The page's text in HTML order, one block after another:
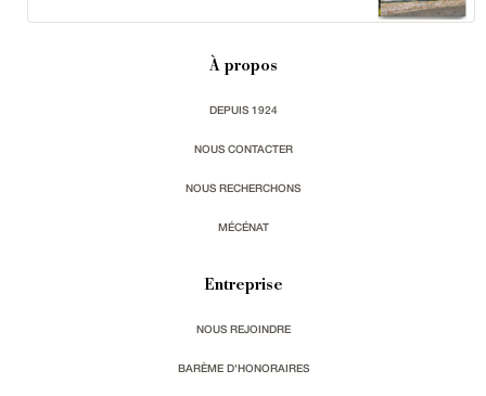
À propos
DEPUIS 1924
NOUS CONTACTER
NOUS RECHERCHONS
MÉCÉNAT
Entreprise
NOUS REJOINDRE
BARÈME D'HONORAIRES